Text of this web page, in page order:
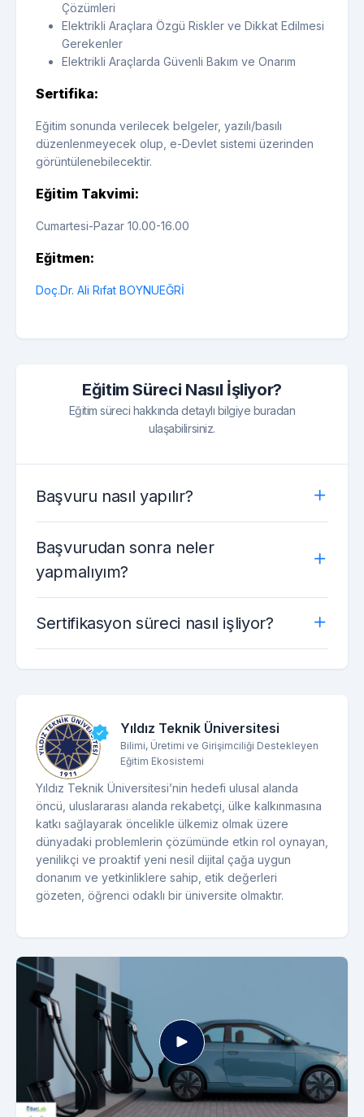
Çözümleri
Elektrikli Araçlara Özgü Riskler ve Dikkat Edilmesi
Gerekenler
Elektrikli Araçlarda Güvenli Bakım ve Onarım
Sertifika:
Eğitim sonunda verilecek belgeler, yazılı/basılı
düzenlenmeyecek olup, e-Devlet sistemi üzerinden
görüntülenebilecektir.
Eğitim Takvimi:
Cumartesi-Pazar 10.00-16.00
Eğitmen:
Doç.Dr. Ali Rıfat BOYNUEĞRİ
Eğitim Süreci Nasıl İşliyor?
Eğitim süreci hakkında detaylı bilgiye buradan
ulaşabilirsiniz.
Başvuru nasıl yapılır?
Başvurudan sonra neler
yapmalıyım?
Sertifikasyon süreci nasıl işliyor?
Yıldız Teknik Üniversitesi
Bilimi, Üretimi ve Girişimciliği Destekleyen
Eğitim Ekosistemi
Yıldız Teknik Üniversitesi’nin hedefi ulusal alanda
öncü, uluslararası alanda rekabetçi, ülke kalkınmasına
katkı sağlayarak öncelikle ülkemiz olmak üzere
dünyadaki problemlerin çözümünde etkin rol oynayan,
yenilikçi ve proaktif yeni nesil dijital çağa uygun
donanım ve yetkinliklere sahip, etik değerleri
gözeten, öğrenci odaklı bir üniversite olmaktır.